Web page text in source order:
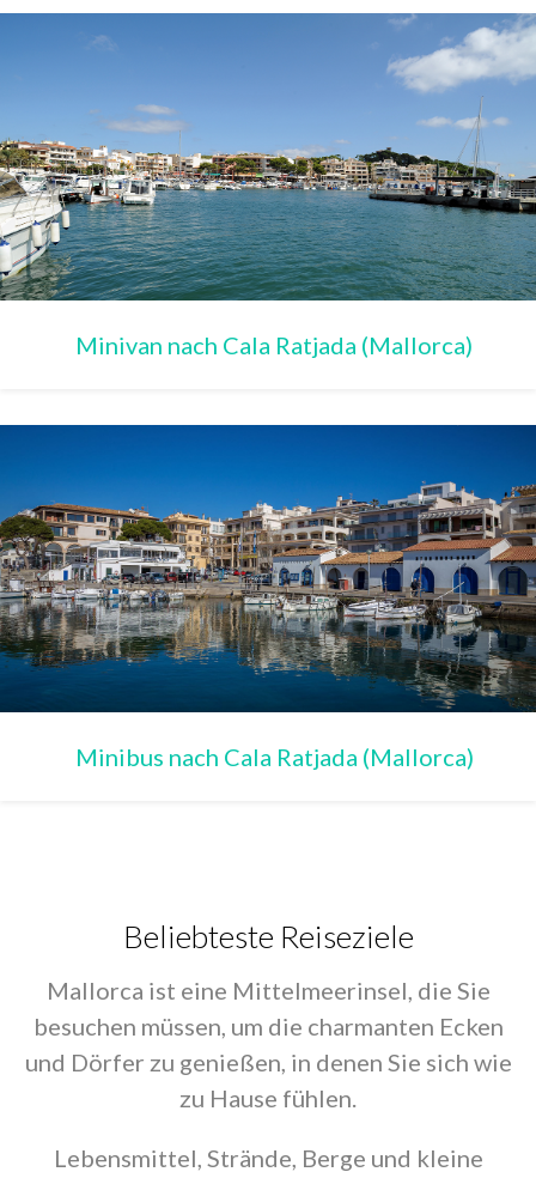
Minivan nach Cala Ratjada (Mallorca)
Minibus nach Cala Ratjada (Mallorca)
Beliebteste Reiseziele
Mallorca ist eine Mittelmeerinsel, die Sie
besuchen müssen, um die charmanten Ecken
und Dörfer zu genießen, in denen Sie sich wie
zu Hause fühlen.
Lebensmittel, Strände, Berge und kleine